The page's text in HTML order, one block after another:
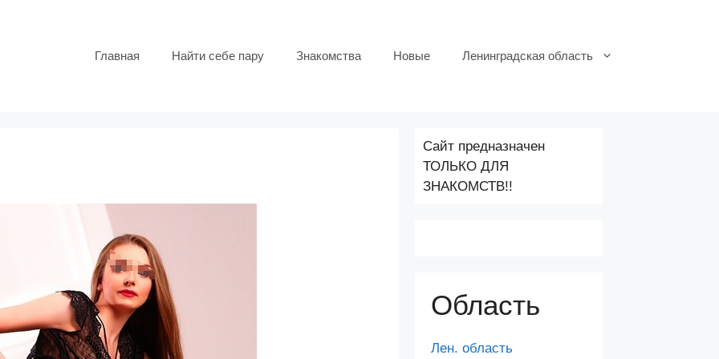
Главная Найти себе пару Знакомства Новые Ленинградская область
Сайт предназначен
ТОЛЬКО ДЛЯ
ЗНАКОМСТВ!!
Область
Лен. область